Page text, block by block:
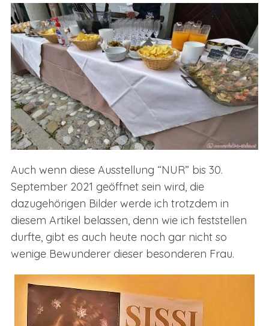
Auch wenn diese Ausstellung “NUR” bis 30.
September 2021 geöffnet sein wird, die
dazugehörigen Bilder werde ich trotzdem in
diesem Artikel belassen, denn wie ich feststellen
durfte, gibt es auch heute noch gar nicht so
wenige Bewunderer dieser besonderen Frau.